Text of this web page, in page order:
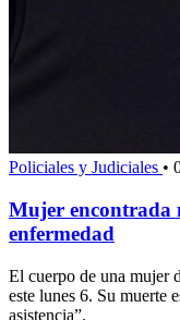
Policiales y Judiciales •
Mujer encontrada
enfermedad
El cuerpo de una mujer
este lunes 6. Su muerte
asistencia”.